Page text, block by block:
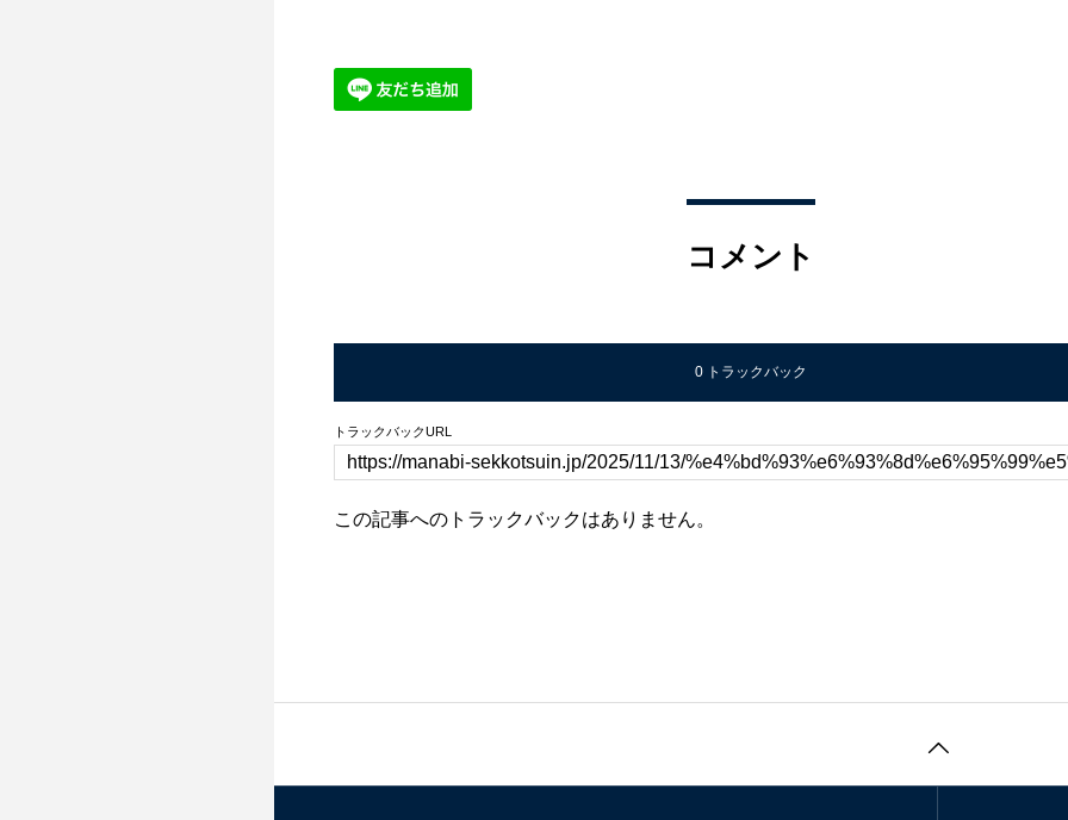
コメント
0 トラックバック
トラックバックURL
この記事へのトラックバックはありません。